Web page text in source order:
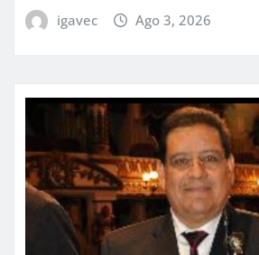
igavec Ago 3, 2026